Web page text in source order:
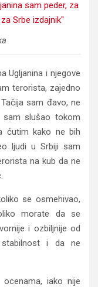
Ugljanina i njegove
terorista, zajedno
sam đavo, ne
slušao tokom
ćutim kako ne bih
ljudi u Srbiji sam
na kub da ne
se osmehivao,
morate da se
i ozbiljnije od
i da ne
iako nije